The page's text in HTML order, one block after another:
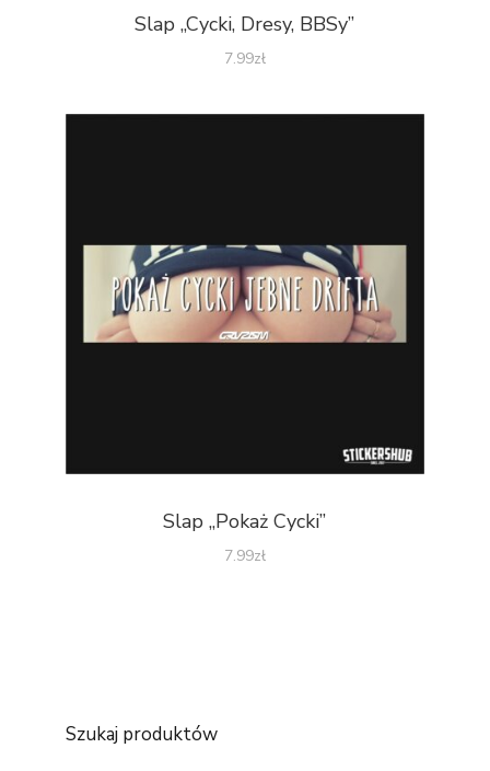
Slap „Cycki, Dresy, BBSy”
7.99zł
Slap „Pokaż Cycki”
7.99zł
Szukaj produktów